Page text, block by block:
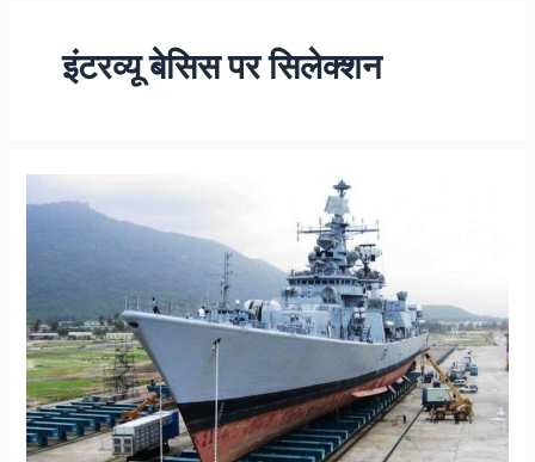
इंटरव्यू बेसिस पर सिलेक्शन